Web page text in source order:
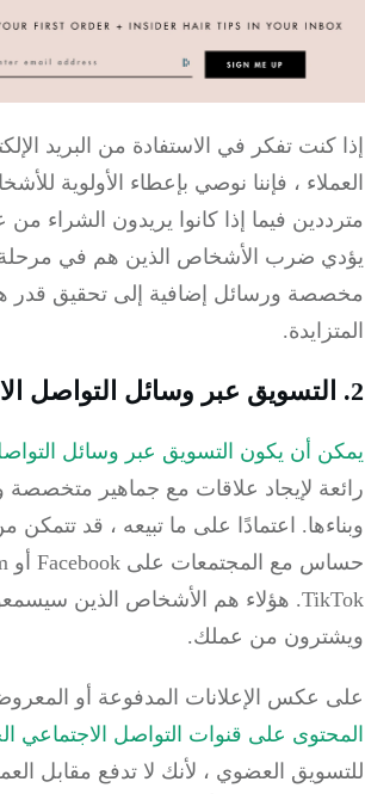
كنت تفكر في الاستفادة من البريد
، فإننا نوصي بإعطاء الأولوية للأشخاص
فيما إذا كانوا يريدون الشراء من
ضرب الأشخاص الذين هم في مرحلة
ورسائل إضافية إلى تحقيق قدر هائل
أن يكون التسويق عبر وسائل التواصل
لإيجاد علاقات مع جماهير متخصصة
اعتمادًا على ما تبيعه ، قد تتمكن من
هؤلاء هم الأشخاص الذين
من عملك.
عكس الإعلانات المدفوعة أو المعروضة
على قنوات التواصل الاجتماعي
العضوي ، لأنك لا تدفع مقابل العملاء